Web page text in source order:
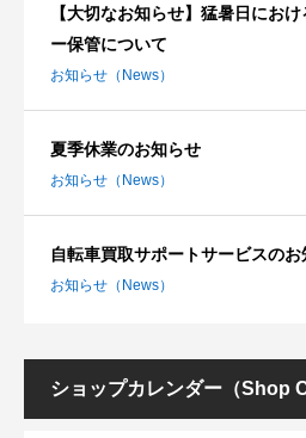
【大切なお知らせ】猛暑日にお
ー保管について
お知らせ（News）
夏季休業のお知らせ
お知らせ（News）
自転車買取サポートサービスのお
お知らせ（News）
ショップカレンダー（Shop